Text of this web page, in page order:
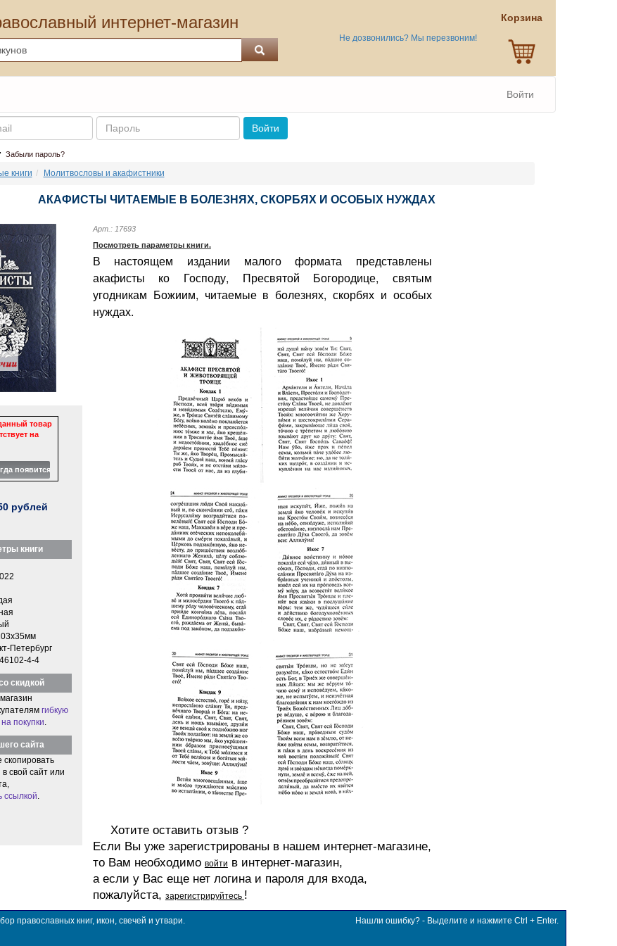
интернет-магазин
Не дозвонились? Мы перезвоним!
Корзина
Войти
Пароль
Войти
Забыли пароль?
книги Молитвословы и акафистники
АКАФИСТЫ ЧИТАЕМЫЕ В БОЛЕЗНЯХ, СКОРБЯХ И ОСОБЫХ НУЖДАХ
товар
на
рублей
книги
Петербург
4-4
скидкой
гибкую
покупки
сайта
свой сайт или
ссылкой
Арт.: 17693
Посмотреть параметры книги.
В настоящем издании малого формата представлены
акафисты ко Господу, Пресвятой Богородице, святым
угодникам Божиим, читаемые в болезнях, скорбях и особых
нуждах.
Хотите оставить отзыв ?
Если Вы уже зарегистрированы в нашем интернет-магазине,
то Вам необходимо войти в интернет-магазин,
а если у Вас еще нет логина и пароля для входа,
пожалуйста, зарегистрируйтесь !
православных книг, икон, свечей и утвари.
Нашли ошибку? - Выделите и нажмите Ctrl + Enter.